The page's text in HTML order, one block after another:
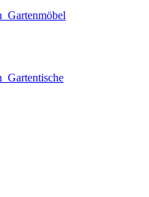
Gartenmöbel
Gartentische